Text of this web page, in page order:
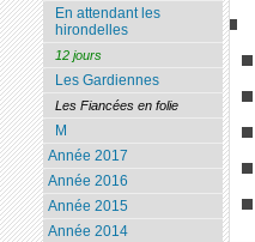
En attendant les
hirondelles
12 jours
Les Gardiennes
Les Fiancées en folie
M
Année 2017
Année 2016
Année 2015
Année 2014